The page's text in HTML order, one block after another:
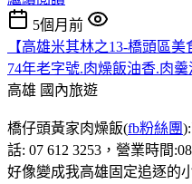
5個月前
【高雄米其林之13-橋頭區
74年老字號.肉燥飯油香.肉
高雄 國內旅遊
橋仔頭黃家肉燥飯(fb粉絲團
話: 07 612 3253，營業時間
好像變成我高雄固定追逐的